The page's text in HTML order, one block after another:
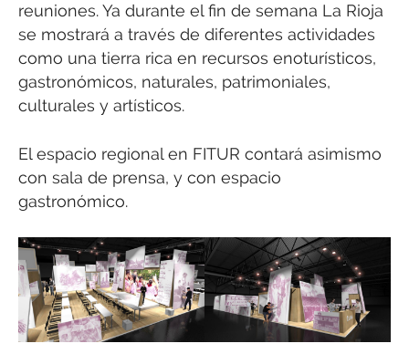
reuniones. Ya durante el fin de semana La Rioja
se mostrará a través de diferentes actividades
como una tierra rica en recursos enoturísticos,
gastronómicos, naturales, patrimoniales,
culturales y artísticos.
El espacio regional en FITUR contará asimismo
con sala de prensa, y con espacio
gastronómico.